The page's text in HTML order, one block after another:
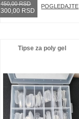
POGLEDAJTE
450,00 RSD
300,00 RSD
Tipse za poly gel